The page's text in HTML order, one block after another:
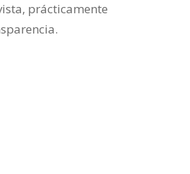
prácticamente